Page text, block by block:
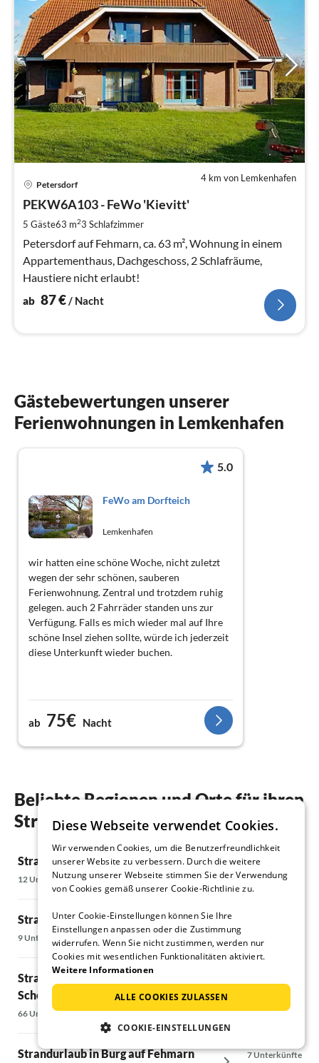
4 km von Lemkenhafen
Petersdorf
PEKW6A103 - FeWo 'Kievitt'
5 Gäste63 m23 Schlafzimmer
Petersdorf auf Fehmarn, ca. 63 m², Wohnung in einem
Appartementhaus, Dachgeschoss, 2 Schlafräume,
Haustiere nicht erlaubt!
ab 87€ / Nacht
Gästebewertungen unserer
Ferienwohnungen in Lemkenhafen
5.0
FeWo am Dorfteich
Lemkenhafen
wir hatten eine schöne Woche, nicht zuletzt
wegen der sehr schönen, sauberen
Ferienwohnung. Zentral und trotzdem ruhig
gelegen. auch 2 Fahrräder standen uns zur
Verfügung. Falls es mich wieder mal auf Ihre
schöne Insel ziehen sollte, würde ich jederzeit
diese Unterkunft wieder buchen.
ab 75€ Nacht
Beliebte Regionen und Orte für ihren
Strandurlaub in Lemkenhafen
Strandurlaub in Behrensdorf
12 Unterkünfte
Strandurlaub in Blekendorf
9 Unterkünfte
Strandurlaub in Schönberg &
Schönberger Strand
66 Unterkünfte
Strandurlaub in Burg auf Fehmarn
Strandurlaub
592 Unterkünfte
7 Unterkünfte
Diese Webseite verwendet Cookies.
Wir verwenden Cookies, um die Benutzerfreundlichkeit
unserer Website zu verbessern. Durch die weitere
Nutzung unserer Webseite stimmen Sie der Verwendung
von Cookies gemäß unserer Cookie-Richtlinie zu.
Unter Cookie-Einstellungen können Sie Ihre
Einstellungen anpassen oder die Zustimmung
widerrufen. Wenn Sie nicht zustimmen, werden nur
Cookies mit wesentlichen Funktionalitäten aktiviert.
Weitere Informationen
ALLE COOKIES ZULASSEN
COOKIE-EINSTELLUNGEN